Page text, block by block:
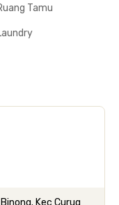
Tamu
Kec Curug